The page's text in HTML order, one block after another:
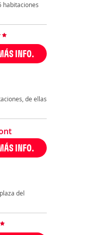
habitaciones
INFO.
de ellas
INFO.
del